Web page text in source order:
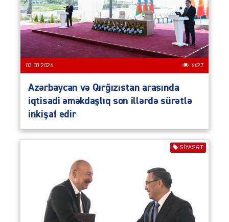
03.08.2026 6627
Azərbaycan və Qırğızıstan arasında
iqtisadi əməkdaşlıq son illərdə sürətlə
inkişaf edir
SIYASƏT